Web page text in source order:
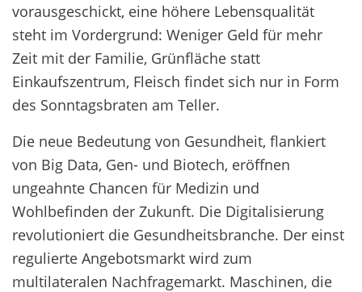
vorausgeschickt, eine höhere Lebensqualität
steht im Vordergrund: Weniger Geld für mehr
Zeit mit der Familie, Grünfläche statt
Einkaufszentrum, Fleisch findet sich nur in Form
des Sonntagsbraten am Teller.
Die neue Bedeutung von Gesundheit, flankiert
von Big Data, Gen- und Biotech, eröffnen
ungeahnte Chancen für Medizin und
Wohlbefinden der Zukunft. Die Digitalisierung
revolutioniert die Gesundheitsbranche. Der einst
regulierte Angebotsmarkt wird zum
multilateralen Nachfragemarkt. Maschinen, die